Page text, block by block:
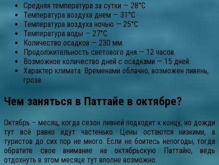
Средняя температура за сутки — 28°C
Температура воздуха днем — 31°C
Температура воздуха ночью — 25°C
Температура воды — 27°C
Количество осадков — 230 мм.
Продолжительность светового дня — 12 часов.
Возможное количество дней с осадками — 15 дней.
Характер климата: Временами облачно, возможен ливень,
гроза.
Чем заняться в Паттайе в октябре?
Октябрь – месяц, когда сезон ливней подходит к концу, но дожди
тут всё равно идут частенько. Цены остаются низкими, а
туристов до сих пор не много. Если не боитесь непогоды, тогда
обратите свое внимание на октябрьскую Паттайю, ведь
отдохнуть в этом месяце тут вполне возможно.